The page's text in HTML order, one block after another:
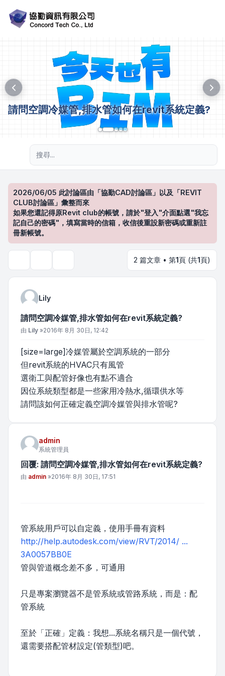
請問空調冷媒管,排水管如何在revit系統定義?
2026/06/05 此討論區由「協勤CAD討論區」以及「REVIT
CLUB討論區」彙整而來
如果您還記得原Revit club的帳號，請於"登入"介面點選"我忘
記自己的密碼"，填寫當時的信箱，收信後重設新密碼或重新註
冊新帳號。
2 篇文章 • 第1頁 (共1頁)
Lily
請問空調冷媒管,排水管如何在revit系統定義?
文章
由 Lily »2016年 8月 30日, 12:42
[size=large]冷媒管屬於空調系統的一部分
但revit系統的HVAC只有風管
選衛工與配管好像也有點不適合
因位系統類型都是一些家用冷熱水,循環供水等
請問該如何正確定義空調冷媒管與排水管呢?
admin
系統管理員
回覆: 請問空調冷媒管,排水管如何在revit系統定義?
文章
由 admin »2016年 8月 30日, 17:51
管系統用戶可以自定義，使用手冊有資料
http://help.autodesk.com/view/RVT/2014/ ...
3A0057BB0E
管與管道概念差不多，可通用
只是專案瀏覽器不是管系統或管路系統，而是：配
管系統
至於「正確」定義：我想...系統名稱只是一個代號，
還需要搭配管材設定(管類型)吧。